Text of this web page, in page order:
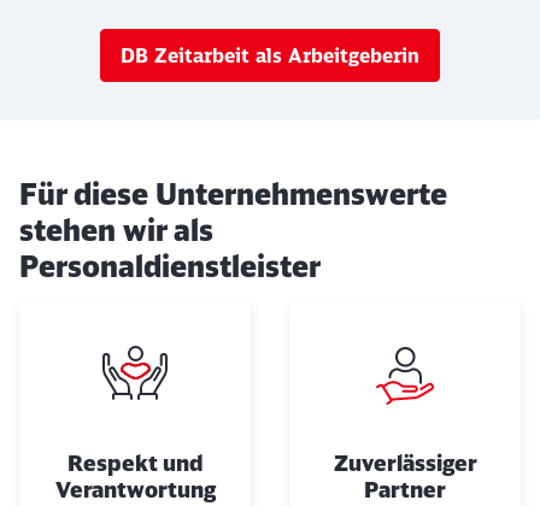
DB Zeitarbeit als Arbeitgeberin
Für diese Unternehmenswerte
stehen wir als
Personaldienstleister
Respekt und
Verantwortung
Zuverlässiger
Partner